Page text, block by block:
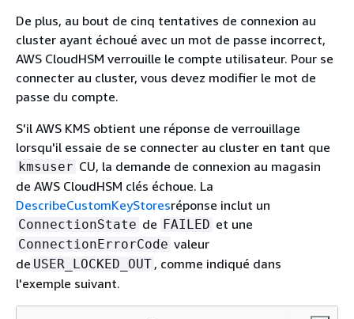
De plus, au bout de cinq tentatives de connexion au
cluster ayant échoué avec un mot de passe incorrect,
AWS CloudHSM verrouille le compte utilisateur. Pour se
connecter au cluster, vous devez modifier le mot de
passe du compte.
S'il AWS KMS obtient une réponse de verrouillage
lorsqu'il essaie de se connecter au cluster en tant que
kmsuser CU, la demande de connexion au magasin
de AWS CloudHSM clés échoue. La
DescribeCustomKeyStoresréponse inclut un
ConnectionState de FAILED et une
ConnectionErrorCode valeur
de USER_LOCKED_OUT , comme indiqué dans
l'exemple suivant.